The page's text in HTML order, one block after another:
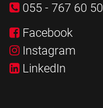
055 - 767 60 50
Facebook
Instagram
LinkedIn